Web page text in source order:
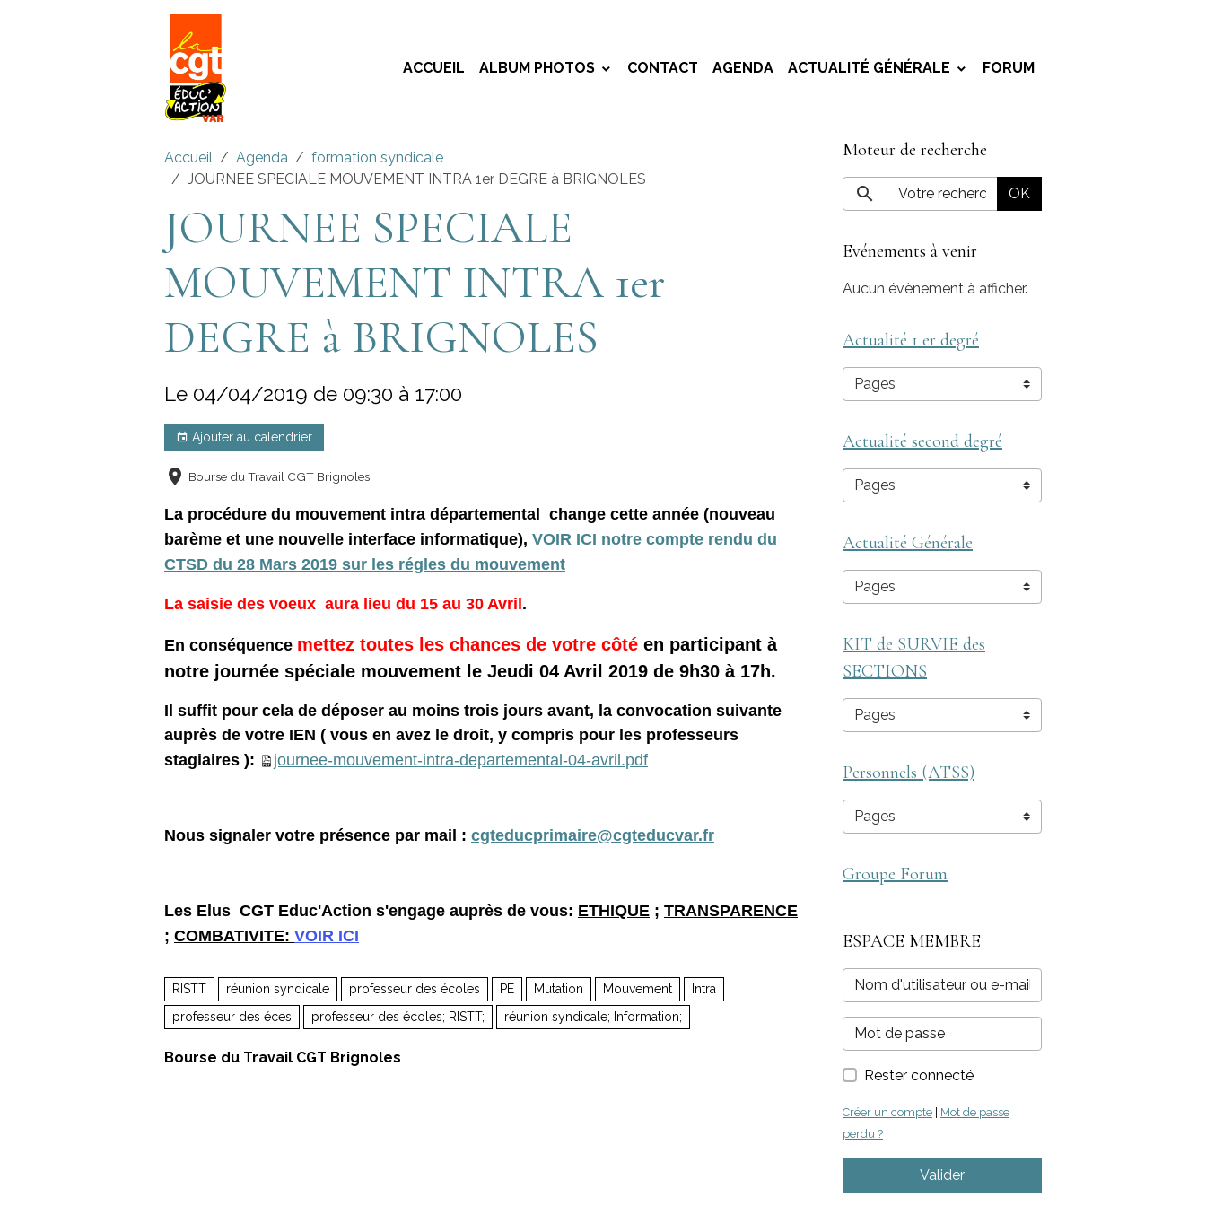
ACCUEIL ALBUM PHOTOS CONTACT AGENDA ACTUALITÉ GÉNÉRALE FORUM
Accueil Agenda
formation syndicale
JOURNEE SPECIALE MOUVEMENT INTRA 1er DEGRE à BRIGNOLES
JOURNEE SPECIALE
MOUVEMENT INTRA 1er
DEGRE à BRIGNOLES
Le 04/04/2019 de 09:30 à 17:00
Ajouter au calendrier
Bourse du Travail CGT Brignoles
La procédure du mouvement intra départemental change cette année (nouveau
barème et une nouvelle interface informatique), VOIR ICI notre compte rendu du
CTSD du 28 Mars 2019 sur les régles du mouvement
La saisie des voeux aura lieu du 15 au 30 Avril .
En conséquence mettez toutes les chances de votre côté en participant à
notre journée spéciale mouvement le Jeudi 04 Avril 2019 de 9h30 à 17h.
Il suffit pour cela de déposer au moins trois jours avant, la convocation suivante
auprès de votre IEN ( vous en avez le droit, y compris pour les professeurs
stagiaires ):
journee-mouvement-intra-departemental-04-avril.pdf
Nous signaler votre présence par mail : cgteducprimaire@cgteducvar.fr
Les Elus CGT Educ'Action s'engage auprès de vous: ETHIQUE ; TRANSPARENCE
; COMBATIVITE: VOIR ICI
RISTT réunion syndicale professeur des écoles PE Mutation Mouvement
Intra
professeur des éces
professeur des écoles; RISTT; réunion syndicale; Information;
Bourse du Travail CGT Brignoles
Moteur de recherche
OK
Evénements à venir
Aucun évènement à afficher.
Actualité 1 er degré
Actualité second degré
Actualité Générale
KIT de SURVIE des
SECTIONS
Personnels (ATSS)
Groupe Forum
ESPACE MEMBRE
Rester connecté
Créer un compte
Mot de passe
perdu ?
Valider